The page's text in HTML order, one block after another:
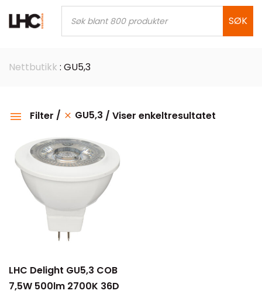
Products
search SØK
Nettbutikk : GU5,3
Filter GU5,3
Viser enkeltresultatet
Kategorier
Kelvin
Dimmetype
Sortering
LHC Delight GU5,3 COB
7,5W 500lm 2700K 36D